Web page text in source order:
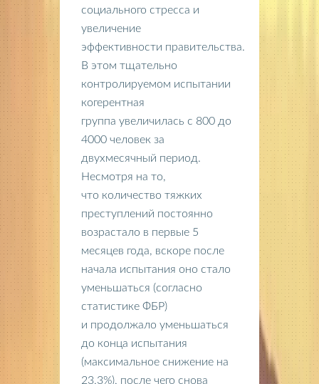
социального стресса и
увеличение
эффективности правительства.
В этом тщательно
контролируемом испытании
когерентная
группа увеличилась с 800 до
4000 человек за
двухмесячный период.
Несмотря на то,
что количество тяжких
преступлений постоянно
возрастало в первые 5
месяцев года, вскоре после
начала испытания оно стало
уменьшаться (согласно
статистике ФБР)
и продолжало уменьшаться
до конца испытания
(максимальное снижение на
23,3%), после чего снова